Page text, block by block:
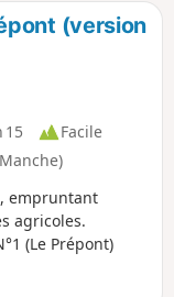
(version
15
Facile
empruntant
agricoles.
(Le Prépont)